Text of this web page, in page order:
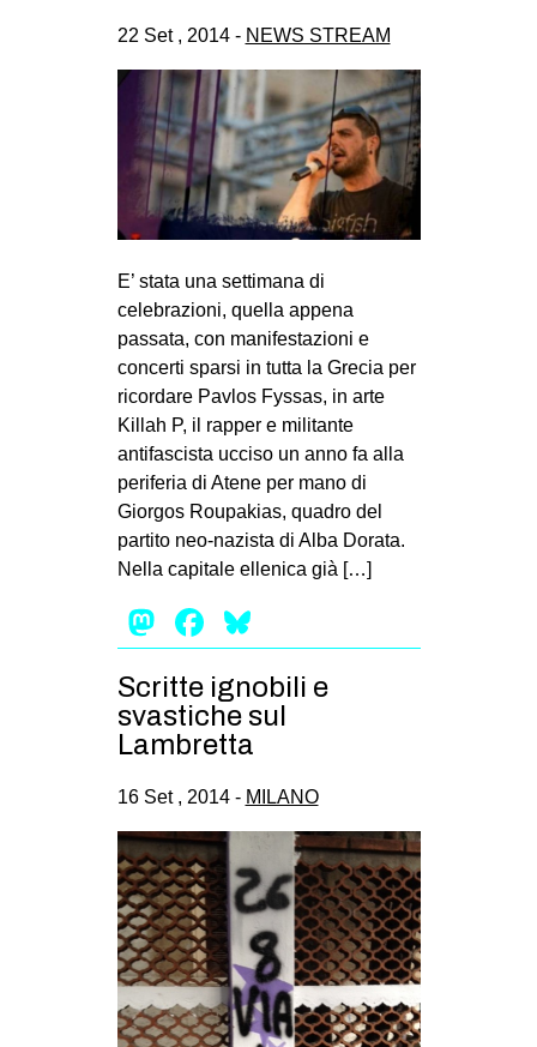
CINEMA
MANIFESTI
MUSICA
RECENSIONI
INTERNAZIONALE
AFRICA
AMERICHE
ESTREMO ORIENTE
EUROPA
MEDIO ORIENTE
MONDO
EVENTI
Fb
tw
ms
SEARCH
22 Set , 2014 - NEWS STREAM
E’ stata una settimana di
celebrazioni, quella appena
passata, con manifestazioni e
concerti sparsi in tutta la Grecia per
ricordare Pavlos Fyssas, in arte
Killah P, il rapper e militante
antifascista ucciso un anno fa alla
periferia di Atene per mano di
Giorgos Roupakias, quadro del
partito neo-nazista di Alba Dorata.
Nella capitale ellenica già […]
Mastodon
Facebook
Scritte ignobili e
svastiche sul
Lambretta
16 Set , 2014 - MILANO